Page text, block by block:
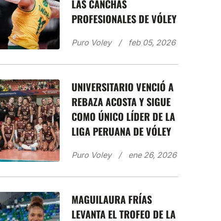
LAS CANCHAS
PROFESIONALES DE VÓLEY
Puro Voley feb 05, 2026
UNIVERSITARIO VENCIÓ A
REBAZA ACOSTA Y SIGUE
COMO ÚNICO LÍDER DE LA
LIGA PERUANA DE VÓLEY
Puro Voley ene 26, 2026
MAGUILAURA FRÍAS
LEVANTA EL TROFEO DE LA